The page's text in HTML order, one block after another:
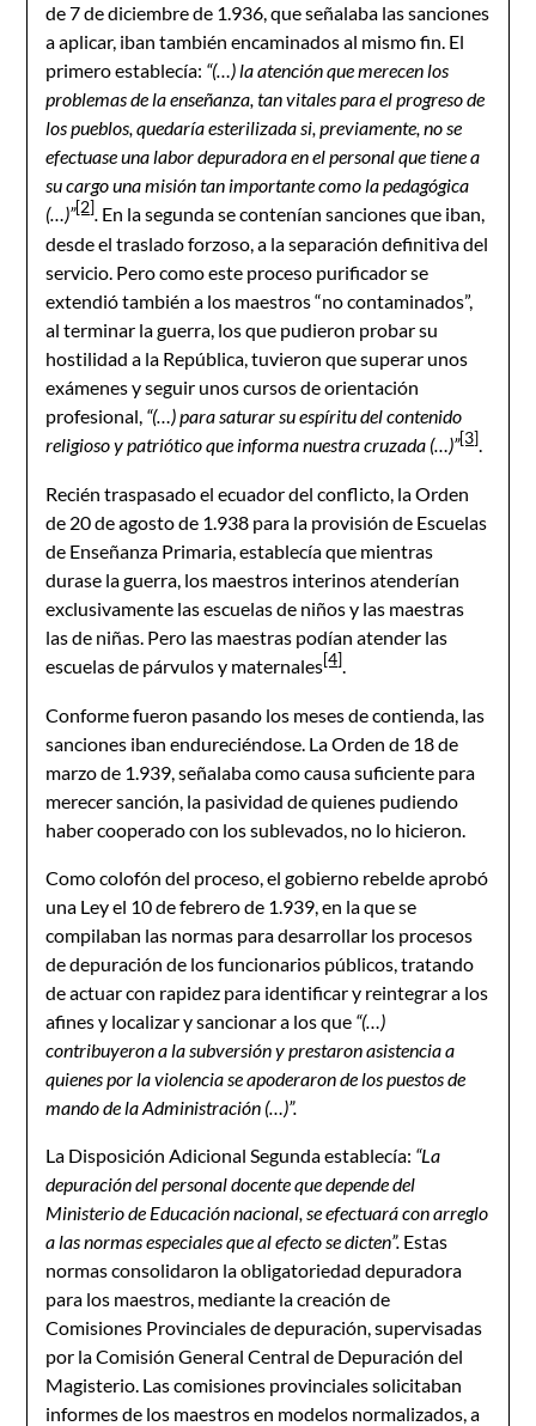
de 7 de diciembre de 1.936, que señalaba las sanciones
a aplicar, iban también encaminados al mismo fin. El
primero establecía: “(…) la atención que merecen los
problemas de la enseñanza, tan vitales para el progreso de
los pueblos, quedaría esterilizada si, previamente, no se
efectuase una labor depuradora en el personal que tiene a
su cargo una misión tan importante como la pedagógica
(…)”[2]. En la segunda se contenían sanciones que iban,
desde el traslado forzoso, a la separación definitiva del
servicio. Pero como este proceso purificador se
extendió también a los maestros “no contaminados”,
al terminar la guerra, los que pudieron probar su
hostilidad a la República, tuvieron que superar unos
exámenes y seguir unos cursos de orientación
profesional, “(…) para saturar su espíritu del contenido
religioso y patriótico que informa nuestra cruzada (…)”[3].
Recién traspasado el ecuador del conflicto, la Orden
de 20 de agosto de 1.938 para la provisión de Escuelas
de Enseñanza Primaria, establecía que mientras
durase la guerra, los maestros interinos atenderían
exclusivamente las escuelas de niños y las maestras
las de niñas. Pero las maestras podían atender las
escuelas de párvulos y maternales[4].
Conforme fueron pasando los meses de contienda, las
sanciones iban endureciéndose. La Orden de 18 de
marzo de 1.939, señalaba como causa suficiente para
merecer sanción, la pasividad de quienes pudiendo
haber cooperado con los sublevados, no lo hicieron.
Como colofón del proceso, el gobierno rebelde aprobó
una Ley el 10 de febrero de 1.939, en la que se
compilaban las normas para desarrollar los procesos
de depuración de los funcionarios públicos, tratando
de actuar con rapidez para identificar y reintegrar a los
afines y localizar y sancionar a los que “(…)
contribuyeron a la subversión y prestaron asistencia a
quienes por la violencia se apoderaron de los puestos de
mando de la Administración (…)”.
La Disposición Adicional Segunda establecía: “La
depuración del personal docente que depende del
Ministerio de Educación nacional, se efectuará con arreglo
a las normas especiales que al efecto se dicten”. Estas
normas consolidaron la obligatoriedad depuradora
para los maestros, mediante la creación de
Comisiones Provinciales de depuración, supervisadas
por la Comisión General Central de Depuración del
Magisterio. Las comisiones provinciales solicitaban
informes de los maestros en modelos normalizados, a